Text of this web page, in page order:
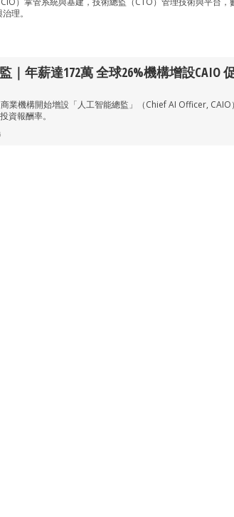
理。
｜年薪達172萬 全球26%機構增設CAIO
業機構開始增設「人工智能總監」（Chief AI Officer, CAIO
資報酬率。